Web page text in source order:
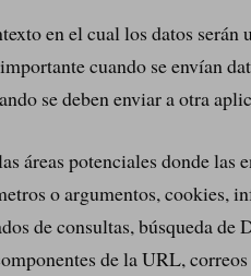
en el cual los datos
cuando se envían
se deben enviar a otra
áreas potenciales donde las
o argumentos, cookies,
de consultas, búsqueda de
de la URL,